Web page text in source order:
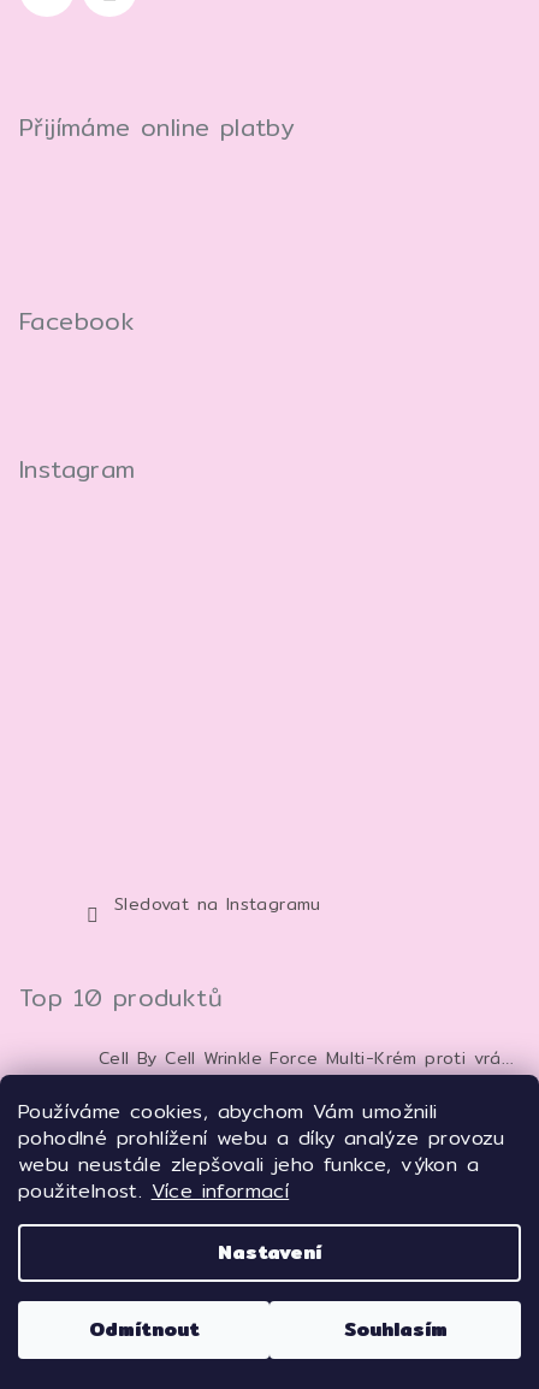
Používáme cookies, abychom Vám umožnili
pohodlné prohlížení webu a díky analýze provozu
webu neustále zlepšovali jeho funkce, výkon a
použitelnost.Více informací
Nastavení
Odmítnout Souhlasím
Přijímáme online platby
Facebook
Instagram
Sledovat na Instagramu
Top 10 produktů
Cell By Cell Wrinkle Force Multi-Krém proti vráskám 100 ml – anti-age krém pro zpevnění a hydrataci pleti
929 Kč
949 Kč
GLAMFOX Ultra Wrinkleless Peptide Solution Mask 25 g – peptidová pleťová maska pro vyhlazení, hydrataci a pevnější vzhled pleti
45 Kč